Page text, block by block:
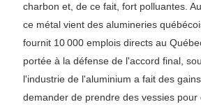
charbon et, de ce fait, fort polluantes.
ce métal vient des alumineries
fournit 10 000 emplois directs au
portée à la défense de l'accord final,
l'industrie de l'aluminium a fait des
demander de prendre des vessies pour